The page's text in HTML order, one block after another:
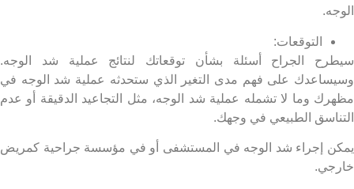
التوقعات:
الجراح أسئلة بشأن توقعاتك لنتائج عملية شد الوجه.
على فهم مدى التغير الذي ستحدثه عملية شد الوجه في
وما لا تشمله عملية شد الوجه، مثل التجاعيد الدقيقة أو عدم
الطبيعي في وجهك.
إجراء شد الوجه في المستشفى أو في مؤسسة جراحية كمريض